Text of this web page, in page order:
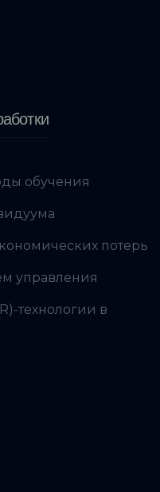
обучения
потерь
управления
технологии в